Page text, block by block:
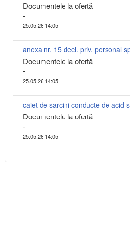
Documentele la ofertă
-
25.05.26 14:05
anexa nr. 15 decl. priv. personal
Documentele la ofertă
-
25.05.26 14:05
caiet de sarcini conducte de acid
Documentele la ofertă
-
25.05.26 14:05